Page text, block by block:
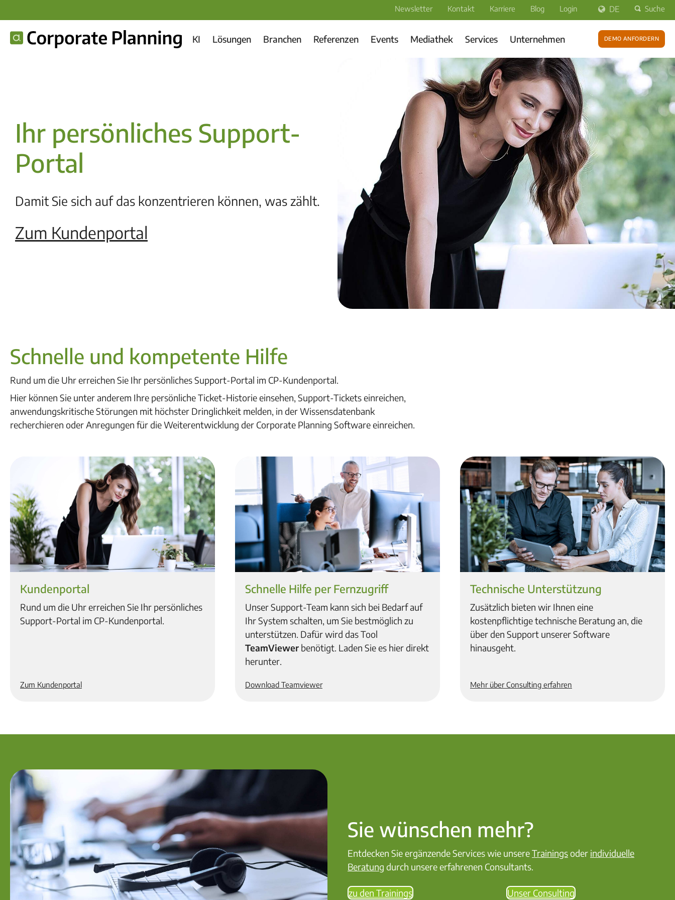
Newsletter Kontakt Karriere Blog Login DE Suche
KI Lösungen Branchen Referenzen Events Mediathek Services Unternehmen Demo anfordern
Ihr persönliches Support-
Portal
Damit Sie sich auf das konzentrieren können, was zählt.
Zum Kundenportal
Schnelle und kompetente Hilfe
Rund um die Uhr erreichen Sie Ihr persönliches Support-Portal im CP-Kundenportal.
Hier können Sie unter anderem Ihre persönliche Ticket-Historie einsehen, Support-Tickets einreichen,
anwendungskritische Störungen mit höchster Dringlichkeit melden, in der Wissensdatenbank
recherchieren oder Anregungen für die Weiterentwicklung der Corporate Planning Software einreichen.
Kundenportal
Rund um die Uhr erreichen Sie Ihr persönliches
Support-Portal im CP-Kundenportal.
Zum Kundenportal
Schnelle Hilfe per Fernzugriff
Unser Support-Team kann sich bei Bedarf auf
Ihr System schalten, um Sie bestmöglich zu
unterstützen. Dafür wird das Tool
TeamViewer benötigt. Laden Sie es hier direkt
herunter.
Download Teamviewer
Technische Unterstützung
Zusätzlich bieten wir Ihnen eine
kostenpflichtige technische Beratung an, die
über den Support unserer Software
hinausgeht.
Mehr über Consulting erfahren
Sie wünschen mehr?
Entdecken Sie ergänzende Services wie unsereTrainingsoder individuelle
Beratung durch unsere erfahrenen Consultants.
zu den Trainings Unser Consulting